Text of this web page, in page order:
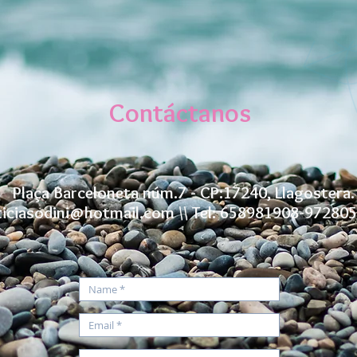
Contáctanos
Plaça Barceloneta núm.7 - CP:17240, Llagostera.
\\ Tel: 658981908-